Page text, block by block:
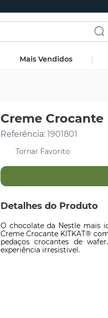
Mais Vendidos
Creme Crocante
Referência: 1901801
Detalhes do Produto
O chocolate da Nestle mais
Creme Crocante KITKAT®
pedaços crocantes de
experiência irresistivel.